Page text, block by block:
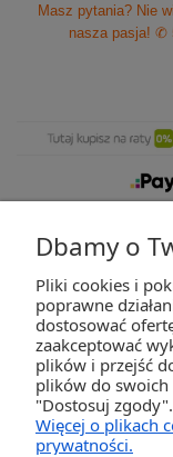
Masz pytania? Nie
nasza pasja! ✆
Dbamy o
Pliki cookies i
poprawne
dostosować
zaakceptować
plików i przejść
plików do
"Dostosuj zgody".
Więcej o plikach
prywatności.